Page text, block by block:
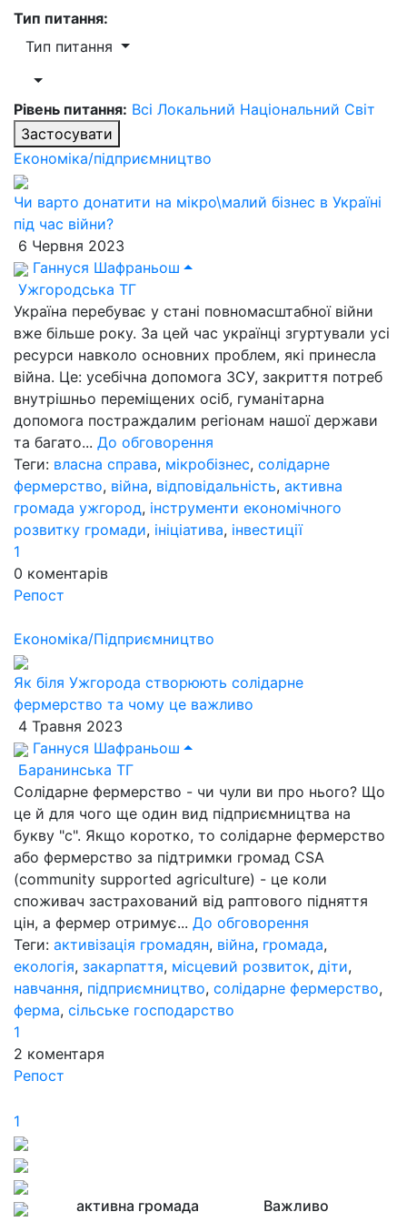
Тип питання:
Тип питання
Рівень питання: Всі Локальний Національний Світ
Застосувати
Економіка/підприємництво
Чи варто донатити на мікро\малий бізнес в Україні
під час війни?
6 Червня 2023
Ганнуся Шафраньош
Ужгородська ТГ
Україна перебуває у стані повномасштабної війни
вже більше року. За цей час українці згуртували усі
ресурси навколо основних проблем, які принесла
війна. Це: усебічна допомога ЗСУ, закриття потреб
внутрішньо переміщених осіб, гуманітарна
допомога постраждалим регіонам нашої держави
та багато... До обговорення
Теги: власна справа, мікробізнес, солідарне
фермерство, війна, відповідальність, активна
громада ужгород, інструменти економічного
розвитку громади, ініціатива, інвестиції
1
0 коментарів
Репост
Економіка/Підприємництво
Як біля Ужгорода створюють солідарне
фермерство та чому це важливо
4 Травня 2023
Ганнуся Шафраньош
Баранинська ТГ
Солідарне фермерство - чи чули ви про нього? Що
це й для чого ще один вид підприємництва на
букву "с". Якщо коротко, то солідарне фермерство
або фермерство за підтримки громад CSA
(community supported agriculture) - це коли
споживач застрахований від раптового підняття
цін, а фермер отримує... До обговорення
Теги: активізація громадян, війна, громада,
екологія, закарпаття, місцевий розвиток, діти,
навчання, підприємництво, солідарне фермерство,
ферма, сільське господарство
1
2 коментаря
Репост
1
активна громада
Важливо